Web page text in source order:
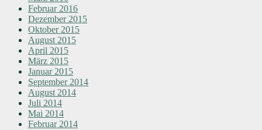
Februar 2016
Dezember 2015
Oktober 2015
August 2015
April 2015
März 2015
Januar 2015
September 2014
August 2014
Juli 2014
Mai 2014
Februar 2014